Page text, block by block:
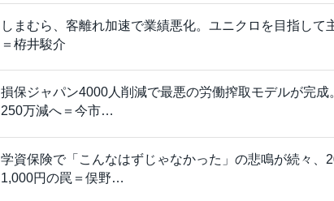
しまむら、客離れ加速で業績悪化。ユニクロを目指して
＝栫井駿介
損保ジャパン4000人削減で最悪の労働搾取モデルが完成
250万減へ＝今市…
学資保険で「こんなはずじゃなかった」の悲鳴が続々、
1,000円の罠＝俣野…